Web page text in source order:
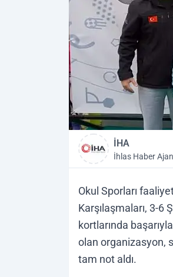
İHA
İhlas Haber
Okul Sporları
Karşılaşmaları, 3-
kortlarında
olan organizasyon,
tam not aldı.